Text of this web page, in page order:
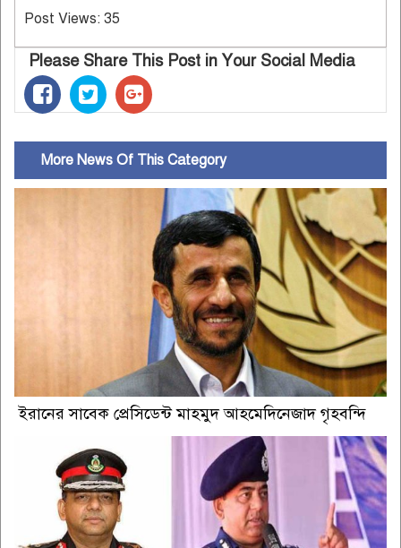
Post Views: 35
Please Share This Post in Your Social Media
More News Of This Category
ইরানের সাবেক প্রেসিডেন্ট মাহমুদ আহমেদিনেজাদ গৃহবন্দি